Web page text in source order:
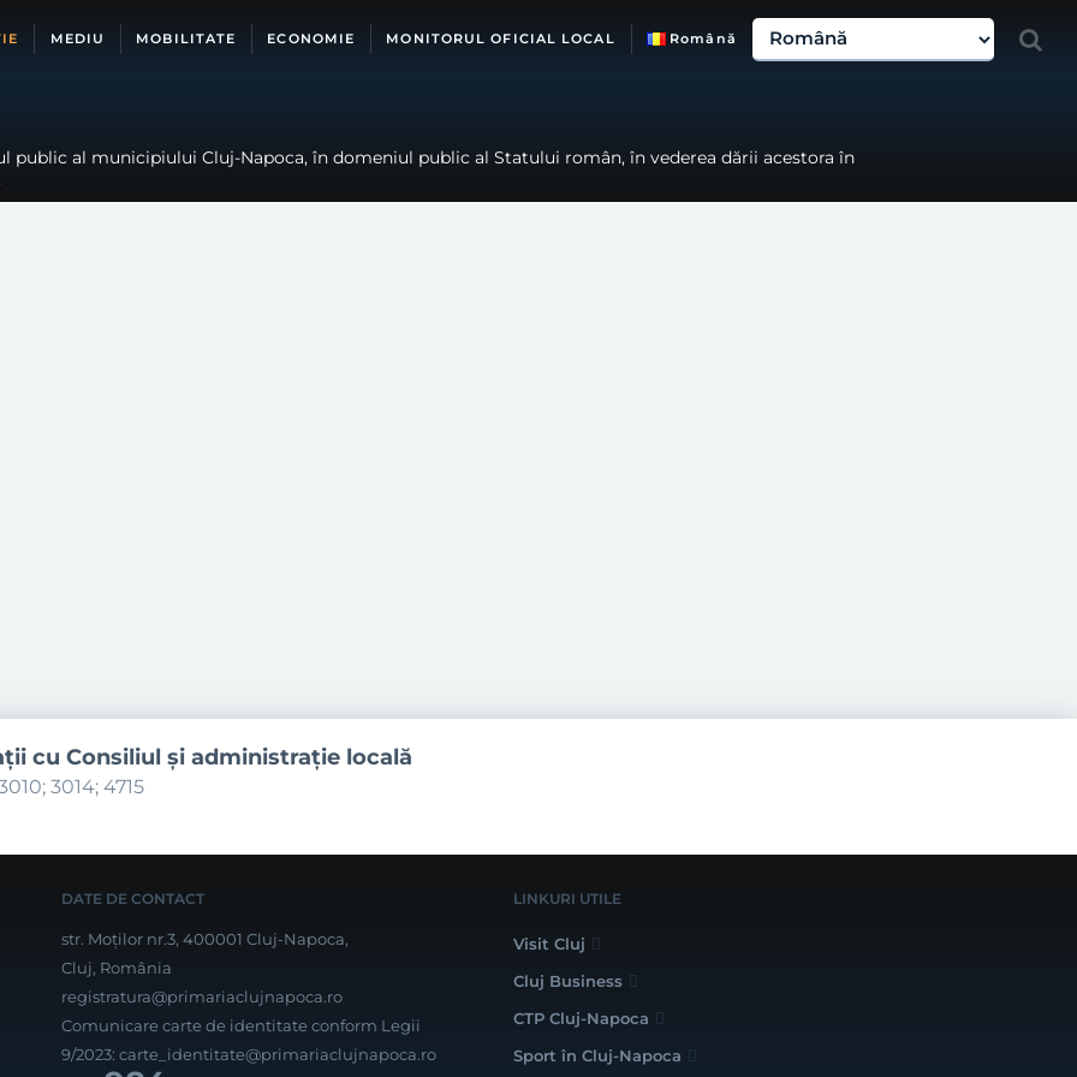
MEDIU MOBILITATE ECONOMIE MONITORUL OFICIAL LOCAL Română
al municipiului Cluj-Napoca, în domeniul public al Statului român, în vederea dării acestora în
cu Consiliul şi administraţie locală
3014; 4715
DATE DE CONTACT
str. Moților nr.3, 400001 Cluj-Napoca,
Cluj, România
registratura@primariaclujnapoca.ro
Comunicare carte de identitate conform Legii
9/2023: carte_identitate@primariaclujnapoca.ro
LINKURI UTILE
Visit Cluj
Cluj Business
CTP Cluj-Napoca
Sport în Cluj-Napoca